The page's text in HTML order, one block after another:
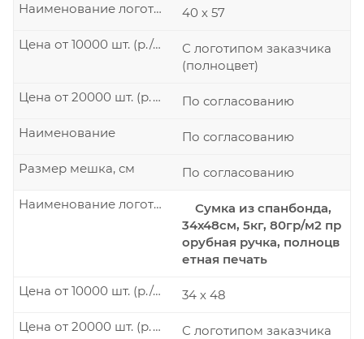
40 х 57
Наименование логотипа
С логотипом заказчика
(полноцвет)
Цена от 10000 шт. (р./шт.)
По согласованию
Цена от 20000 шт. (р./шт.)
По согласованию
Наименование
По согласованию
Размер мешка, см
Сумка из спанбонда,
34х48см, 5кг, 80гр/м2 пр
орубная ручка, полноцв
етная печать
Наименование логотипа
34 х 48
Цена от 10000 шт. (р./шт.)
С логотипом заказчика
Цена от 20000 шт. (р./шт.)